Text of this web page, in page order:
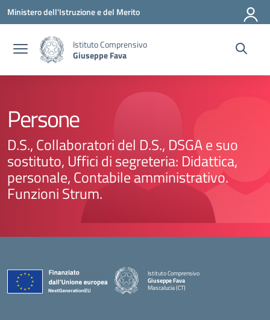
Vai ai contenuti
Vai al menu di navigazione
Vai al footer
Ministero dell'Istruzione e del Merito
Istituto Comprensivo
Giuseppe Fava
Persone
D.S., Collaboratori del D.S., DSGA e suo
sostituto, Uffici di segreteria: Didattica,
personale, Contabile amministrativo.
Funzioni Strum.
Istituto Comprensivo
Giuseppe Fava
Mascalucia (CT)